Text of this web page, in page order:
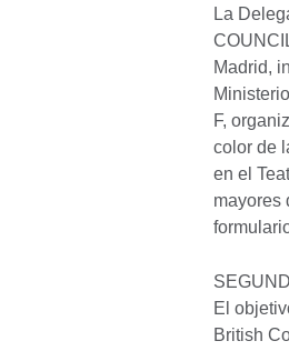
La
Madrid,
F,
color de
en el
mayores
El
British